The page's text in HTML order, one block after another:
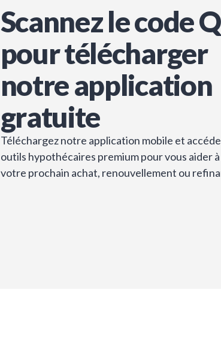
Scannez le code
pour télécharger
notre application
gratuite
Téléchargez notre application mobile et
outils hypothécaires premium pour vous aider
votre prochain achat, renouvellement ou